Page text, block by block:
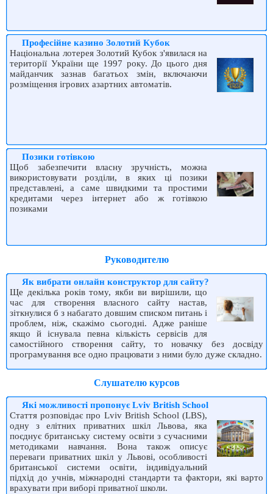
Професійне казино Золотий Кубок
Національна лотерея Золотий Кубок з'явилася на
території України ще 1997 року. До цього дня
майданчик зазнав багатьох змін, включаючи
розміщення ігрових азартних автоматів.
Позики готівкою
Щоб забезпечити власну зручність, можна
використовувати розділи, в яких ці позики
представлені, а саме швидкими та простими
кредитами через інтернет або ж готівкою
позиками
Руководителю
Як вибрати онлайн конструктор для сайту?
Ще декілька років тому, якби ви вирішили, що
час для створення власного сайту настав,
зіткнулися б з набагато довшим списком питань і
проблем, ніж, скажімо сьогодні. Адже раніше
якщо й існувала певна кількість сервісів для
самостійного створення сайту, то новачку без досвіду
програмування все одно працювати з ними було дуже складно.
Слушателю курсов
Які можливості пропонує Lviv British School
Стаття розповідає про Lviv British School (LBS),
одну з елітних приватних шкіл Львова, яка
поєднує британську систему освіти з сучасними
методиками навчання. Вона також описує
переваги приватних шкіл у Львові, особливості
британської системи освіти, індивідуальний
підхід до учнів, міжнародні стандарти та фактори, які варто
врахувати при виборі приватної школи.